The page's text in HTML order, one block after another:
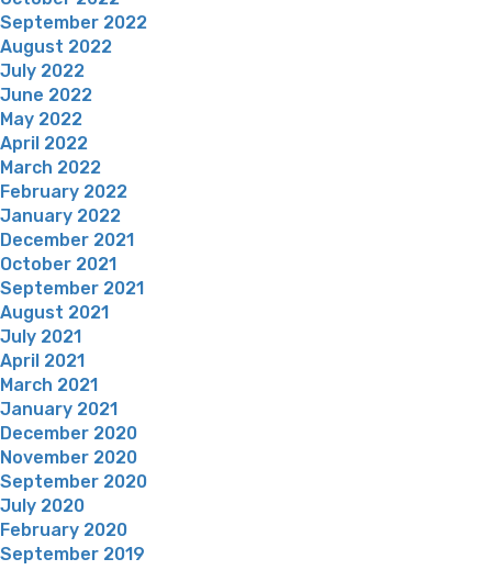
September 2022
August 2022
July 2022
June 2022
May 2022
April 2022
March 2022
February 2022
January 2022
December 2021
October 2021
September 2021
August 2021
July 2021
April 2021
March 2021
January 2021
December 2020
November 2020
September 2020
July 2020
February 2020
September 2019